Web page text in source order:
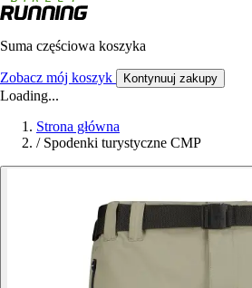
Suma częściowa koszyka
Zobacz mój koszyk Kontynuuj zakupy
Loading...
Strona główna
/ Spodenki turystyczne CMP